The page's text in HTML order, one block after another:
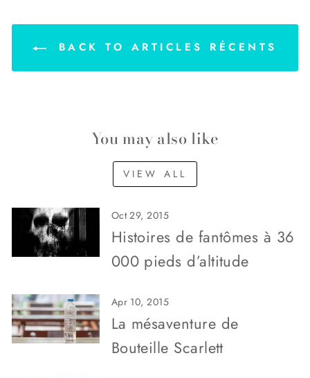
BACK TO ARTICLES RÉCENTS
You may also like
VIEW ALL
Oct 29, 2015
Histoires de fantômes à 36
000 pieds d’altitude
Apr 10, 2015
La mésaventure de
Bouteille Scarlett